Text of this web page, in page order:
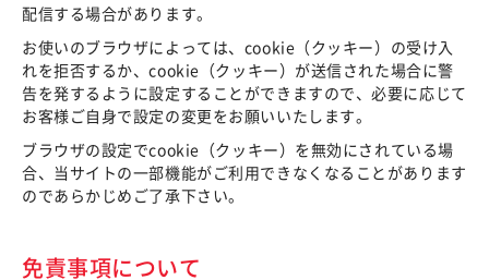
配信する場合があります。
お使いのブラウザによっては、cookie（クッキー）の受け入
れを拒否するか、cookie（クッキー）が送信された場合に警
告を発するように設定することができますので、必要に応じて
お客様ご自身で設定の変更をお願いいたします。
ブラウザの設定でcookie（クッキー）を無効にされている場
合、当サイトの一部機能がご利用できなくなることがあります
のであらかじめご了承下さい。
免責事項について